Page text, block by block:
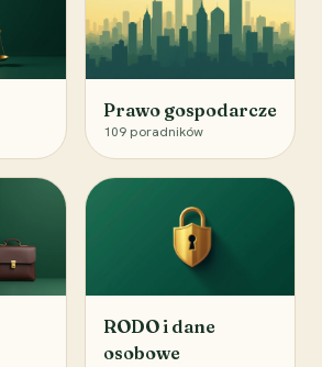
Prawo gospodarcze
109 poradników
RODO i dane
osobowe